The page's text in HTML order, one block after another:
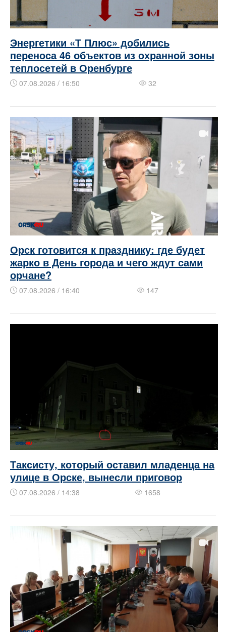
Энергетики «Т Плюс» добились
переноса 46 объектов из охранной зоны
теплосетей в Оренбурге
07.08.2026 / 16:50 32
Орск готовится к празднику: где будет
жарко в День города и чего ждут сами
орчане?
07.08.2026 / 16:40 147
Таксисту, который оставил младенца на
улице в Орске, вынесли приговор
07.08.2026 / 14:38 1658